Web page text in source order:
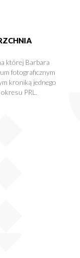
której Barbara
fotograficznym
kroniką jednego
PRL.